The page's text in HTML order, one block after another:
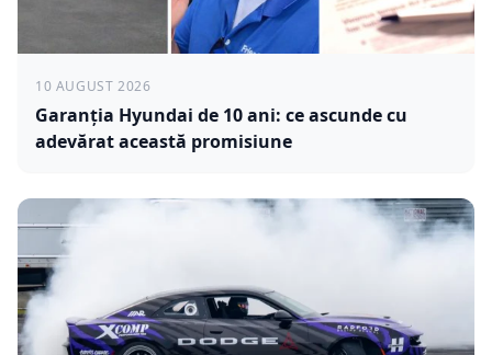
10 AUGUST 2026
Garanția Hyundai de 10 ani: ce ascunde cu
adevărat această promisiune